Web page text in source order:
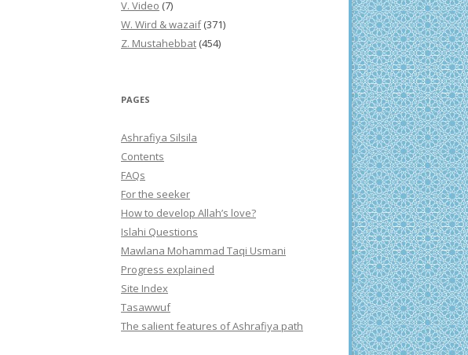
V. Video (7)
W. Wird & wazaif(371)
Z. Mustahebbat (454)
PAGES
Ashrafiya Silsila
Contents
FAQs
For the seeker
How to develop Allah’s love?
Islahi Questions
Mawlana Mohammad Taqi Usmani
Progress explained
Site Index
Tasawwuf
The salient features of Ashrafiya path